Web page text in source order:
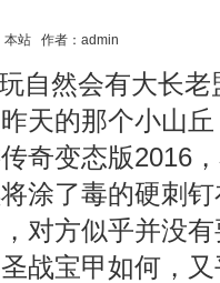
站 作者：admin
自然会有大长老
天的那个小山
奇变态版2016
涂了毒的硬刺
对方似乎并没
战宝甲如何，